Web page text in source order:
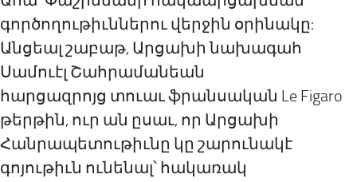
գործողութիւններու վերջին օրինակը:
Անցեալ շաբաթ, Արցախի նախագահ
Սամուէլ Շահրամանեան
հարցազրոյց տուաւ ֆրանսական Le Figaro
թերթին, ուր ան ըսաւ, որ Արցախի
Հանրապետութիւնը կը շարունակէ
գոյութիւն ունենալ՝ հակառակ